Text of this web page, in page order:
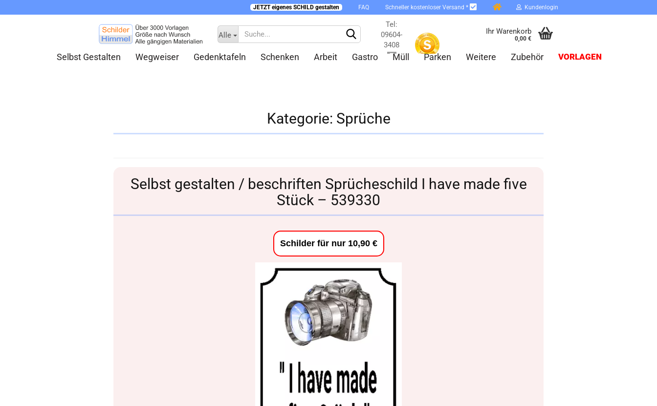
JETZT eigenes SCHILD gestalten FAQ Schneller kostenloser Versand * Kundenlogin
Schnelle Anmeldung mit
Alle
Tel:
09604-
3408
Ihr Warenkorb
0,00 €
Selbst Gestalten Wegweiser Gedenktafeln Schenken Arbeit Gastro Müll Parken Weitere Zubehör VORLAGEN
Kategorie: Sprüche
Selbst gestalten / beschriften Sprücheschild I have made five
Stück – 539330
Schilder für nur 10,90 €